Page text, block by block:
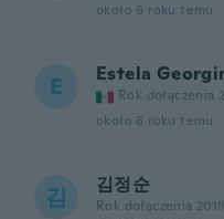
około 6 roku temu
E Estela
Rok dołączenia
około 6 roku temu
김 김정순
Rok dołączenia 2019